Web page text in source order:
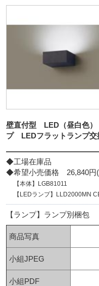
壁直付型 LED（昼白色
プ LEDフラットランプ交
◆工場在庫品
◆希望小売価格 26,840円(
【本体】LGB81011
【LEDランプ】LLD2000MN
【ランプ】ランプ別梱包
商品写真
小組JPEG
小組PDF